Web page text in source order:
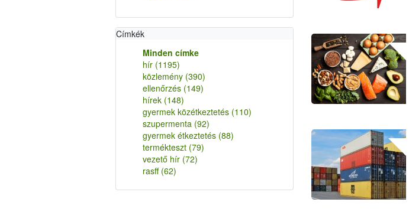
Címkék
Minden címke
hír (1195)
közlemény (390)
ellenőrzés (149)
hírek (148)
gyermek közétkeztetés (110)
szupermenta (92)
gyermek étkeztetés (88)
termékteszt (79)
vezető hír (72)
rasff (62)